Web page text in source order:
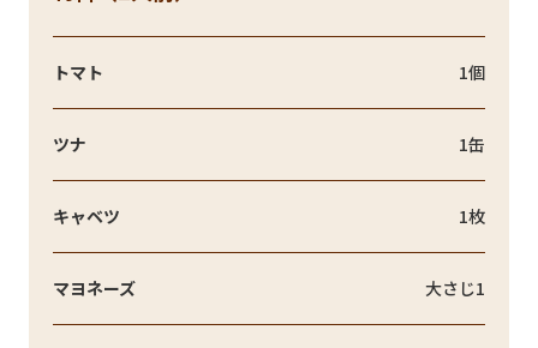
トマト 1個
ツナ 1缶
キャベツ 1枚
マヨネーズ 大さじ1